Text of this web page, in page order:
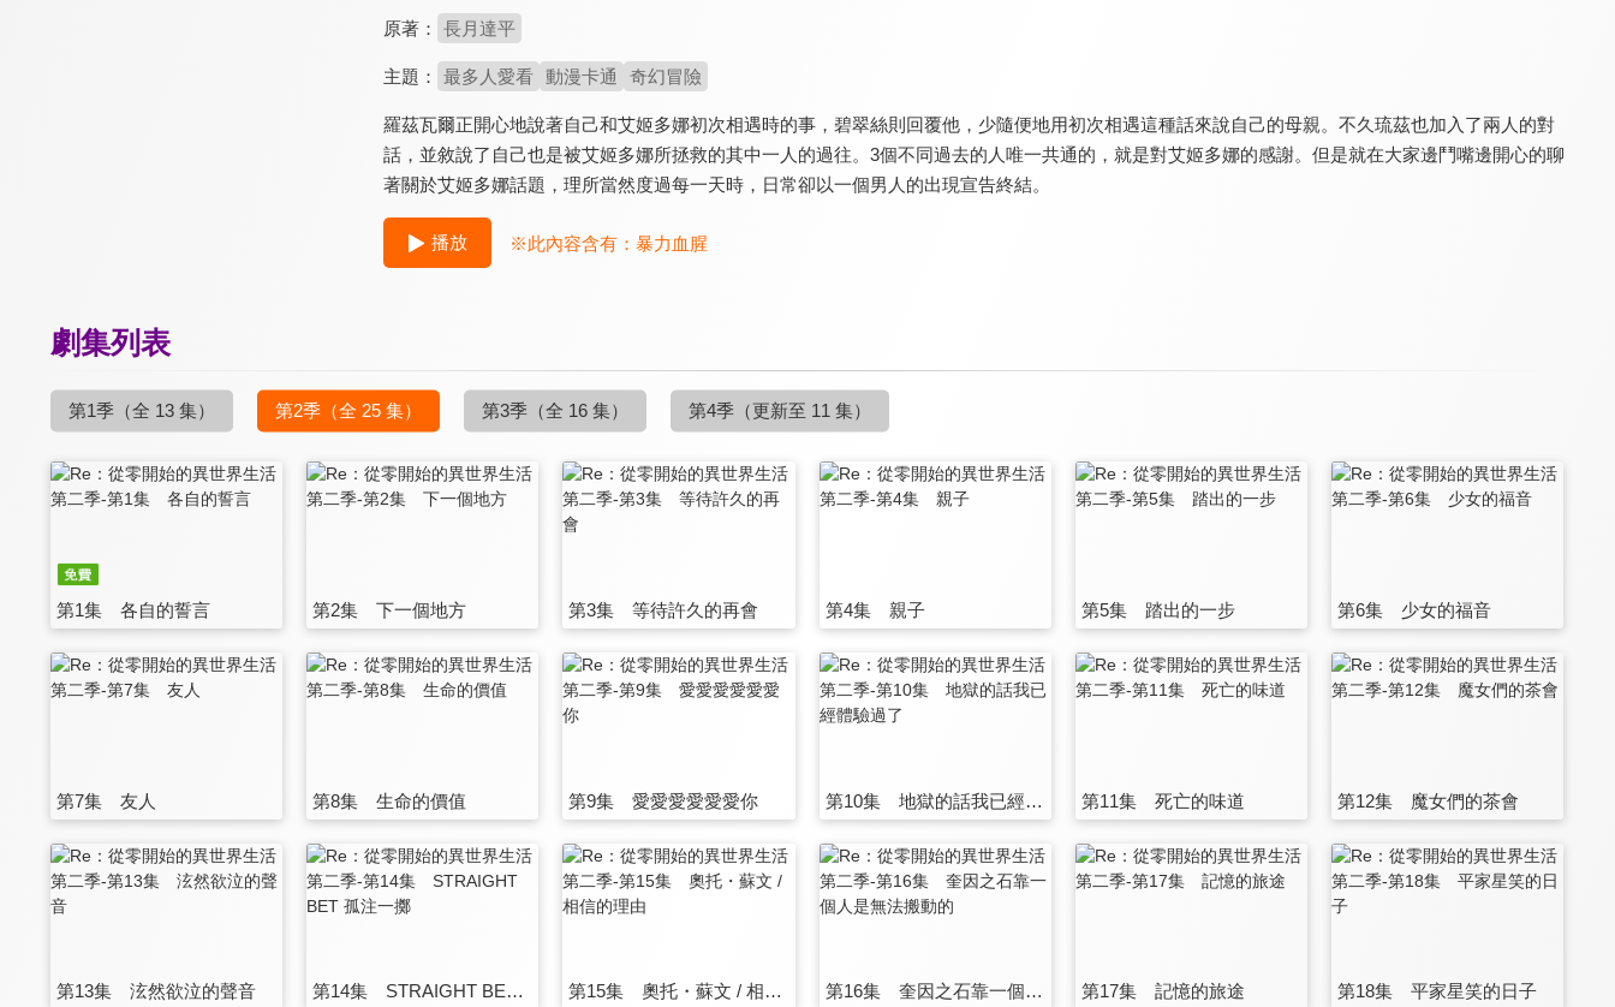
8.0
Re:從零開始的異世界生活 Memory Snow 8.0
Re：從零開始的異世界生活 冰結之絆 8.6
遭到流放的轉生重騎士憑藉遊戲知識大開無雙
更新至第 6 集
原著： 長月達平
主題： 最多人愛看 動漫卡通 奇幻冒險
羅茲瓦爾正開心地說著自己和艾姬多娜初次相遇時的事，碧翠絲則回覆他，少隨便地用初次相遇這種話來說自己的母親。不久琉茲也加入了兩人的對
話，並敘說了自己也是被艾姬多娜所拯救的其中一人的過往。3個不同過去的人唯一共通的，就是對艾姬多娜的感謝。但是就在大家邊鬥嘴邊開心的聊
著關於艾姬多娜話題，理所當然度過每一天時，日常卻以一個男人的出現宣告終結。
播放 ※此內容含有： 暴力血腥
劇集列表
第1季 （全 13 集） 第2季 （全 25 集） 第3季 （全 16 集） 第4季 （更新至 11 集）
第1集 各自的誓言 第2集 下一個地方 第3集 等待許久的再會 第4集 親子 第5集 踏出的一步 第6集 少女的福音
第7集 友人 第8集 生命的價值 第9集 愛愛愛愛愛愛你 第10集 地獄的話我已經體驗過了 第11集 死亡的味道 第12集 魔女們的茶會
第13集 泫然欲泣的聲音 第14集 STRAIGHT BET 孤注一擲 第15集 奧托・蘇文 / 相信的理由 第16集 奎因之石靠一個人是無法搬動的 第17集 記憶的旅途 第18集 平家星笑的日子